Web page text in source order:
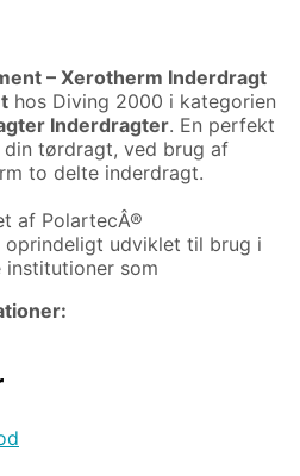
– Xerotherm Inderdragt
hos Diving 2000 i kategorien
Inderdragter. En perfekt
tørdragt, ved brug af
to delte inderdragt.
af PolartecÂ®
udviklet til brug i
institutioner som